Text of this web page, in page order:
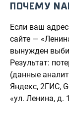
ПОЧЕМУ
Если ваш
сайте —
вынужден
Результат:
(данные
Яндекс, 2ГИС,
«ул. Ленина, д.